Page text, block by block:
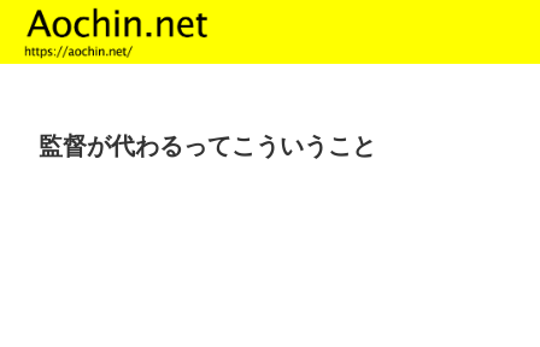
監督が代わるってこういうこと